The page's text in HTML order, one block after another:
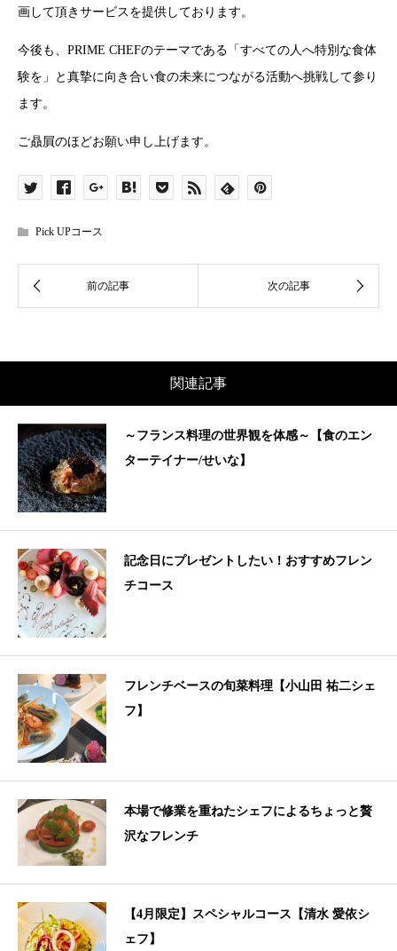
画して頂きサービスを提供しております。
今後も、PRIME CHEFのテーマである「すべての人へ特別な食体
験を」と真摯に向き合い食の未来につながる活動へ挑戦して参り
ます。
ご贔屓のほどお願い申し上げます。
Pick UPコース
関連記事
～フランス料理の世界観を体感～【食のエン
ターテイナー/せいな】
記念日にプレゼントしたい！おすすめフレン
チコース
フレンチベースの旬菜料理【小山田 祐二シェ
フ】
本場で修業を重ねたシェフによるちょっと贅
沢なフレンチ
【4月限定】スペシャルコース【清水 愛依シ
ェフ】